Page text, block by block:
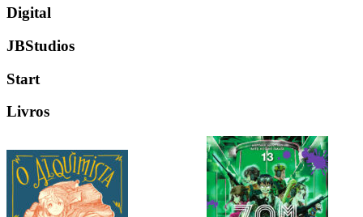
Digital
JBStudios
Start
Livros